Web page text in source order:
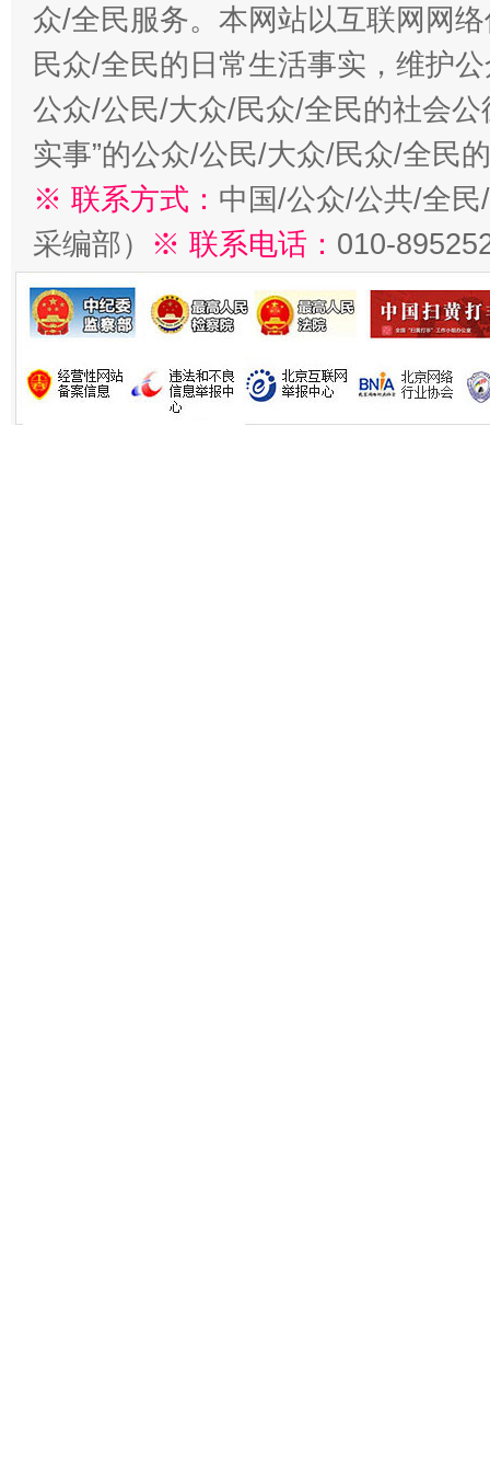
众/全民服务。本网站以互联网网
民众/全民的日常生活事实，维护
公众/公民/大众/民众/全民的社会公
实事”的公众/公民/大众/民众/全民
※ 联系方式： 中国/公众/公共/全
采编部） ※ 联系电话： 010-